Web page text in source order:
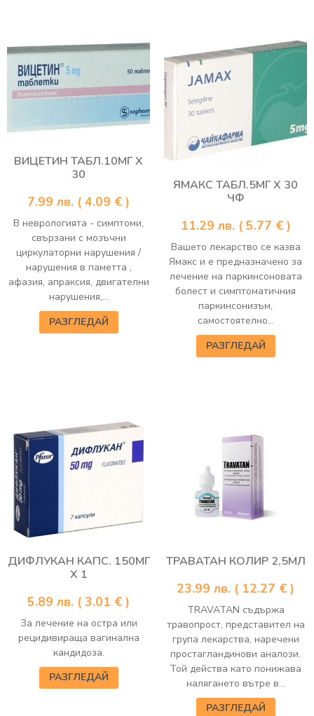
ВИЦЕТИН ТАБЛ.10МГ Х
30
7.99 лв. ( 4.09 € )
В неврологията - симптоми,
свързани с мозъчни
циркулаторни нарушения /
нарушения в паметта ,
афазия, апраксия, двигателни
нарушения,...
РАЗГЛЕДАЙ
ЯМАКС ТАБЛ.5МГ Х 30
ЧФ
11.29 лв. ( 5.77 € )
Вашето лекарство се казва
Ямакс и е предназначено за
лечение на паркинсоновата
болест и симптоматичния
паркинсонизъм,
самостоятелно...
РАЗГЛЕДАЙ
ДИФЛУКАН КАПС. 150МГ
Х 1
5.89 лв. ( 3.01 € )
За лечение на остра или
рецидивираща вагинална
кандидоза.
РАЗГЛЕДАЙ
ТРАВАТАН КОЛИР 2,5МЛ
23.99 лв. ( 12.27 € )
TRAVATAN съдържа
травопрост, представител на
група лекарства, наречени
простагландинови аналози.
Той действа като понижава
налягането вътре в...
РАЗГЛЕДАЙ